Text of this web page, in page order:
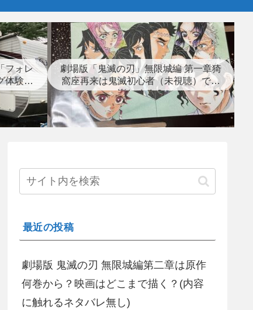
フォレ
体験レ
劇場版「鬼滅の刃」無限城編 第一章猗
窩座再来は鬼滅初心者（未視聴）でも
楽しめる？
最近の投稿
劇場版 鬼滅の刃 無限城編第二章は原作
何巻から？映画はどこまで描く？(内容
に触れるネタバレ無し)